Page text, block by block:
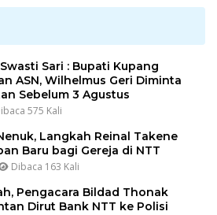
Sari : Bupati Kupang
ASN, Wilhelmus Geri Diminta
Sebelum 3 Agustus
575 Kali
Langkah Reinal Takene
Baru bagi Gereja di NTT
Dibaca 163 Kali
Pengacara Bildad Thonak
Dirut Bank NTT ke Polisi